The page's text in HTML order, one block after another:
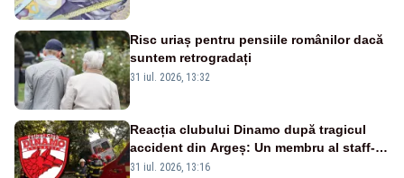
Risc uriaș pentru pensiile românilor dacă
suntem retrogradați
31 iul. 2026, 13:32
Reacția clubului Dinamo după tragicul
accident din Argeș: Un membru al staff-
ului medical a murit, antrenorul Adrian
31 iul. 2026, 13:16